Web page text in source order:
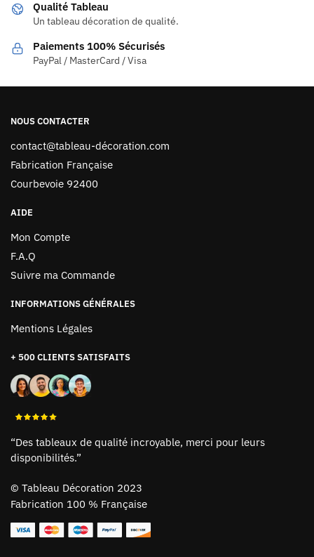
Qualité Tableau
Un tableau décoration de qualité.
Paiements 100% Sécurisés
PayPal / MasterCard / Visa
NOUS CONTACTER
contact@tableau-décoration.com
Fabrication Française
Courbevoie 92400
AIDE
Mon Compte
F.A.Q
Suivre ma Commande
INFORMATIONS GÉNÉRALES
Mentions Légales
+ 500 CLIENTS SATISFAITS
“Des tableaux de qualité incroyable, merci pour leurs
disponibilités.”
© Tableau Décoration 2023
Fabrication 100 % Française